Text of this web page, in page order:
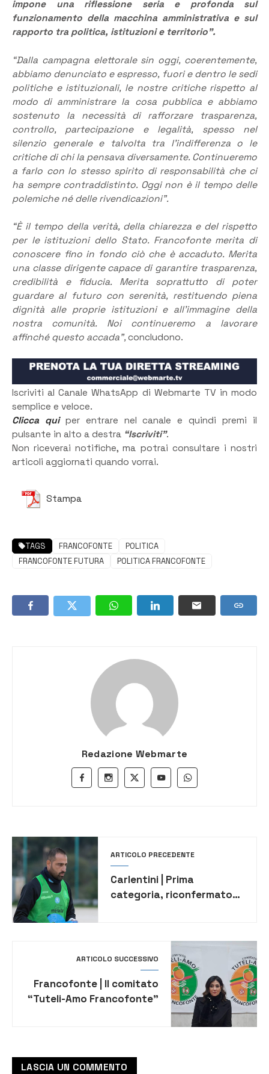
impone una riflessione seria e profonda sul
funzionamento della macchina amministrativa e sul
rapporto tra politica, istituzioni e territorio”.
“Dalla campagna elettorale sin oggi, coerentemente,
abbiamo denunciato e espresso, fuori e dentro le sedi
politiche e istituzionali, le nostre critiche rispetto al
modo di amministrare la cosa pubblica e abbiamo
sostenuto la necessità di rafforzare trasparenza,
controllo, partecipazione e legalità, spesso nel
silenzio generale e talvolta tra l’indifferenza o le
critiche di chi la pensava diversamente. Continueremo
a farlo con lo stesso spirito di responsabilità che ci
ha sempre contraddistinto. Oggi non è il tempo delle
polemiche né delle rivendicazioni”.
“È il tempo della verità, della chiarezza e del rispetto
per le istituzioni dello Stato. Francofonte merita di
conoscere fino in fondo ciò che è accaduto. Merita
una classe dirigente capace di garantire trasparenza,
credibilità e fiducia. Merita soprattutto di poter
guardare al futuro con serenità, restituendo piena
dignità alle proprie istituzioni e all’immagine della
nostra comunità. Noi continueremo a lavorare
affinché questo accada”, concludono.
Iscriviti al Canale WhatsApp di Webmarte TV in modo
semplice e veloce.
Clicca quiper entrare nel canale e quindi premi il
pulsante in alto a destra “Iscriviti”.
Non riceverai notifiche, ma potrai consultare i nostri
articoli aggiornati quando vorrai.
Stampa
TAGS FRANCOFONTE
POLITICA
FRANCOFONTE FUTURA
POLITICA FRANCOFONTE
Redazione Webmarte
ARTICOLO PRECEDENTE
Carlentini | Prima
categoria, riconfermato
ARTICOLO SUCCESSIVO
Francofonte | Il comitato
“Tuteli-Amo Francofonte”
LASCIA UN COMMENTO